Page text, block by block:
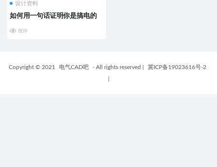
设计资料
如何用一句话证明你是搞电的
809
Copyright © 2021 电气CAD吧 - All rights reserved
冀ICP备19023616号-2